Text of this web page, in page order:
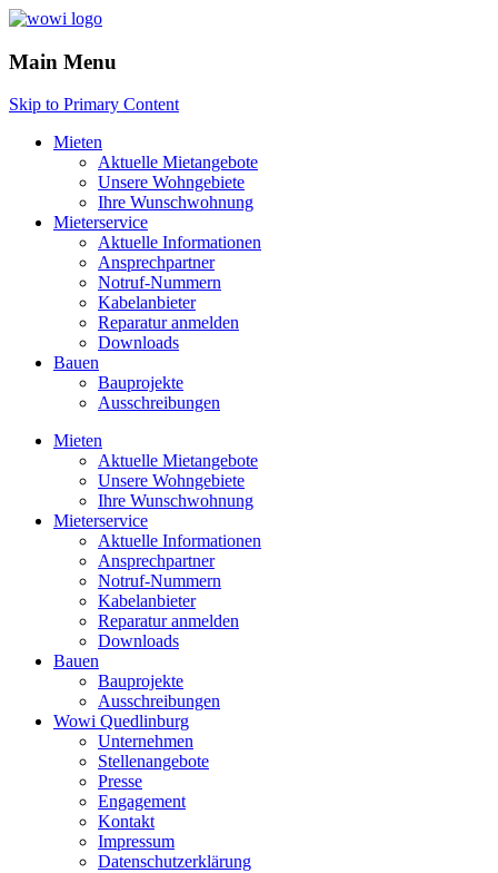
Main Menu
Skip to Primary Content
Mieten
Aktuelle Mietangebote
Unsere Wohngebiete
Ihre Wunschwohnung
Mieterservice
Aktuelle Informationen
Ansprechpartner
Notruf-Nummern
Kabelanbieter
Reparatur anmelden
Downloads
Bauen
Bauprojekte
Ausschreibungen
Mieten
Aktuelle Mietangebote
Unsere Wohngebiete
Ihre Wunschwohnung
Mieterservice
Aktuelle Informationen
Ansprechpartner
Notruf-Nummern
Kabelanbieter
Reparatur anmelden
Downloads
Bauen
Bauprojekte
Ausschreibungen
Wowi Quedlinburg
Unternehmen
Stellenangebote
Presse
Engagement
Kontakt
Impressum
Datenschutzerklärung